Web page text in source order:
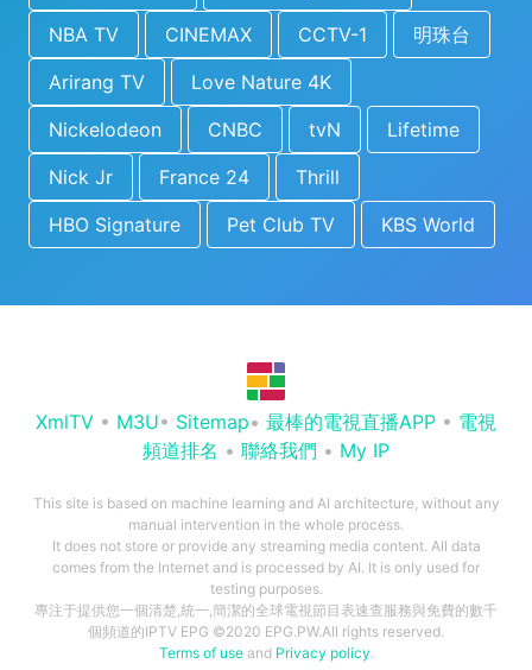
NBA TV
CINEMAX CCTV-1
明珠台
Arirang TV
Love Nature 4K
Nickelodeon
CNBC tvN
Lifetime
Nick Jr
France 24
Thrill
HBO Signature
Pet Club TV KBS World
XmlTV • M3U• Sitemap• 最棒的電視直播APP • 電視
頻道排名 • 聯絡我們 • My IP
This site is based on machine learning and AI architecture, without any
manual intervention in the whole process.
It does not store or provide any streaming media content. All data
comes from the Internet and is processed by AI. It is only used for
testing purposes.
專注于提供您一個清楚,統一,簡潔的全球電視節目表速查服務與免費的數千
個頻道的IPTV EPG ©2020 EPG.PW.All rights reserved.
Terms of useand Privacy policy.